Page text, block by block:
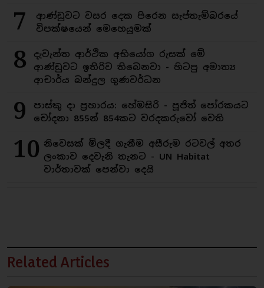
7
ආණ්ඩුවට වසර දෙක පිරෙන සැප්තැම්බරයේ
විපක්ෂයෙන් මෙහෙයුමක්
8
දැවැන්ත ආර්ථික අභියෝග රුසක් මේ
ආණ්ඩුවට ඉතිරිව තිබෙනවා - හිටපු අමාත්‍ය
ආචාර්ය බන්දුල ගුණවර්ධන
9
පාස්කු දා ප්‍රහාරය: හේමසිරි - පූජිත් පෝරකයට
චෝදනා 855න් 854කට වරදකරුවෝ වෙති
10 නිවෙසක් මිලදී ගැනීම අසීරුම රටවල් අතර
ලංකාව දෙවැනි තැනට - UN Habitat
වාර්තාවක් පෙන්වා දෙයි
Related Articles